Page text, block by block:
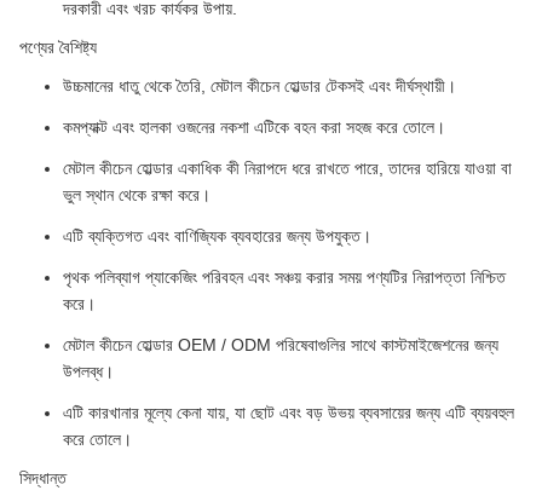
দরকারী এবং খরচ কার্যকর উপায়.
পণ্যের বৈশিষ্ট্য
উচ্চমানের ধাতু থেকে তৈরি, মেটাল কীচেন হোল্ডার টেকসই এবং দীর্ঘস্থায়ী।
কমপ্যাক্ট এবং হালকা ওজনের নকশা এটিকে বহন করা সহজ করে তোলে।
মেটাল কীচেন হোল্ডার একাধিক কী নিরাপদে ধরে রাখতে পারে, তাদের হারিয়ে যাওয়া বা
ভুল স্থান থেকে রক্ষা করে।
এটি ব্যক্তিগত এবং বাণিজ্যিক ব্যবহারের জন্য উপযুক্ত।
পৃথক পলিব্যাগ প্যাকেজিং পরিবহন এবং সঞ্চয় করার সময় পণ্যটির নিরাপত্তা নিশ্চিত
করে।
মেটাল কীচেন হোল্ডার OEM / ODM পরিষেবাগুলির সাথে কাস্টমাইজেশনের জন্য
উপলব্ধ।
এটি কারখানার মূল্যে কেনা যায়, যা ছোট এবং বড় উভয় ব্যবসায়ের জন্য এটি ব্যয়বহুল
করে তোলে।
সিদ্ধান্ত